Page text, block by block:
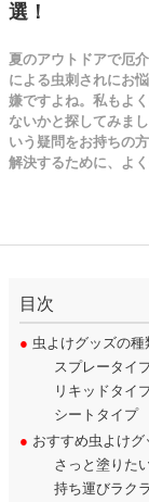
選！
夏のアウトドアで厄
による虫刺されにお
嫌ですよね。私もよ
ないかと探してみま
いう疑問をお持ちの
解決するために、よ
目次
● 虫よけグッズの種
スプレータイ
リキッドタイ
シートタイプ
● おすすめ虫よけグ
さっと塗りた
持ち運びラク